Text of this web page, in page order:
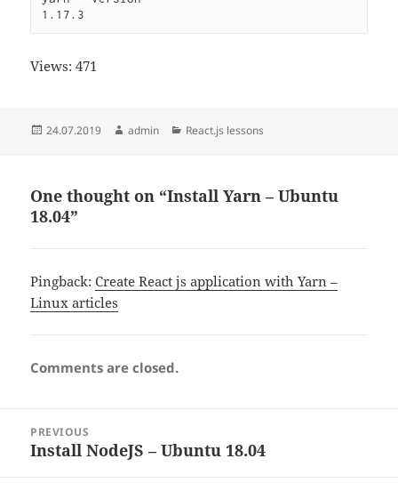
1.17.3
Views: 471
Posted
24.07.2019 Author
admin Categories
React.js lessons
One thought on “Install Yarn – Ubuntu
18.04”
Pingback:Create React js application with Yarn –
Linux articles
Comments are closed.
navigation
PREVIOUS
Previous
Install NodeJS – Ubuntu 18.04